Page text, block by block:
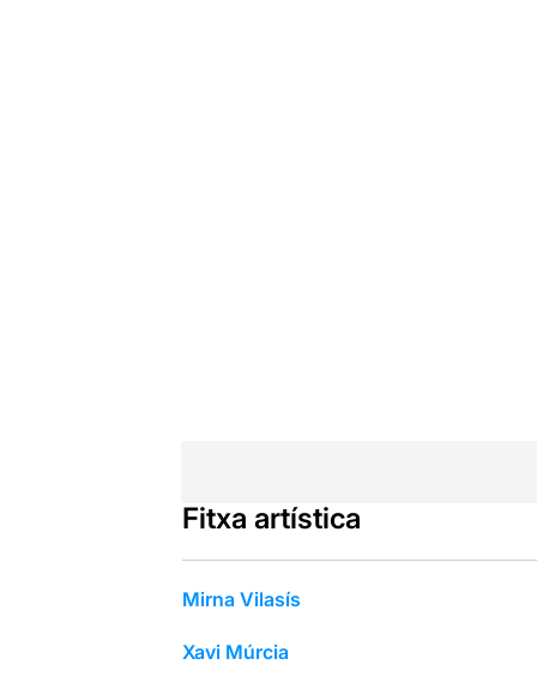
Fitxa artística
Mirna Vilasís
Xavi Múrcia